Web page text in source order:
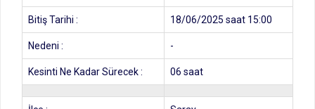
Bitiş Tarihi : 18/06/2025 saat 15:00
Nedeni : -
Kesinti Ne Kadar Sürecek : 06 saat